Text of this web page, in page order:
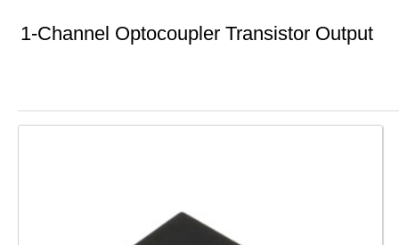
1-Channel Optocoupler Transistor Output